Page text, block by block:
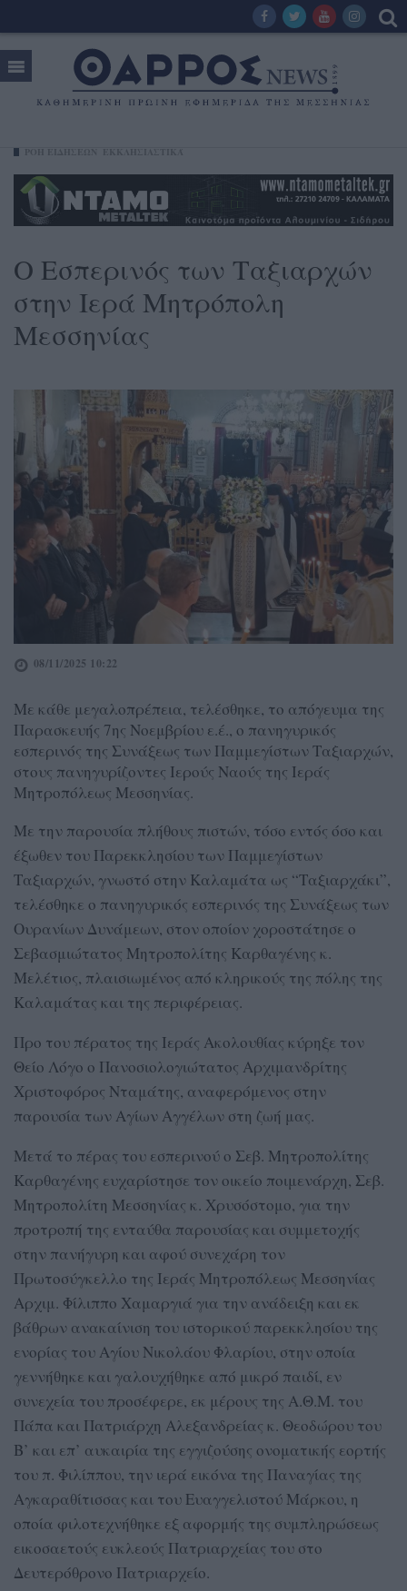
Ο Εσπερινός των Ταξιαρχών
στην Ιερά Μητρόπολη
Μεσσηνίας
08/11/2025 10:22
Με κάθε μεγαλοπρέπεια, τελέσθηκε, το απόγευμα της
Παρασκευής 7ης Νοεμβρίου ε.έ., ο πανηγυρικός
εσπερινός της Συνάξεως των Παμμεγίστων Ταξιαρχών,
στους πανηγυρίζοντες Ιερούς Ναούς της Ιεράς
Μητροπόλεως Μεσσηνίας.
Με την παρουσία πλήθους πιστών, τόσο εντός όσο και
έξωθεν του Παρεκκλησίου των Παμμεγίστων
Ταξιαρχών, γνωστό στην Καλαμάτα ως “Ταξιαρχάκι”,
τελέσθηκε ο πανηγυρικός εσπερινός της Συνάξεως των
Ουρανίων Δυνάμεων, στον οποίον χοροστάτησε ο
Σεβασμιώτατος Μητροπολίτης Καρθαγένης κ.
Μελέτιος, πλαισιωμένος από κληρικούς της πόλης της
Καλαμάτας και της περιφέρειας.
Προ του πέρατος της Ιεράς Ακολουθίας κύρηξε τον
Θείο Λόγο ο Πανοσιολογιώτατος Αρχιμανδρίτης
Χριστοφόρος Νταμάτης, αναφερόμενος στην
παρουσία των Αγίων Αγγέλων στη ζωή μας.
Μετά το πέρας του εσπερινού ο Σεβ. Μητροπολίτης
Καρθαγένης ευχαρίστησε τον οικείο ποιμενάρχη, Σεβ.
Μητροπολίτη Μεσσηνίας κ. Χρυσόστομο, για την
προτροπή της ενταύθα παρουσίας και συμμετοχής
στην πανήγυρη και αφού συνεχάρη τον
Πρωτοσύγκελλο της Ιεράς Μητροπόλεως Μεσσηνίας
Αρχιμ. Φίλιππο Χαμαργιά για την ανάδειξη και εκ
βάθρων ανακαίνιση του ιστορικού παρεκκλησίου της
ενορίας του Αγίου Νικολάου Φλαρίου, στην οποία
γεννήθηκε και γαλουχήθηκε από μικρό παιδί, εν
συνεχεία του προσέφερε, εκ μέρους της Α.Θ.Μ. του
Πάπα και Πατριάρχη Αλεξανδρείας κ. Θεοδώρου του
Β’ και επ’ αυκαιρία της εγγιζούσης ονοματικής εορτής
του π. Φιλίππου, την ιερά εικόνα της Παναγίας της
Αγκαραθίτισσας και του Ευαγγελιστού Μάρκου, η
οποία φιλοτεχνήθηκε εξ αφορμής της συμπληρώσεως
εικοσαετούς ευκλεούς Πατριαρχείας του στο
Δευτερόθρονο Πατριαρχείο.